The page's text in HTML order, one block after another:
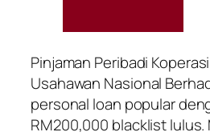
Pinjaman Peribadi
Usahawan Nasional
personal loan popular
RM200,000 blacklist